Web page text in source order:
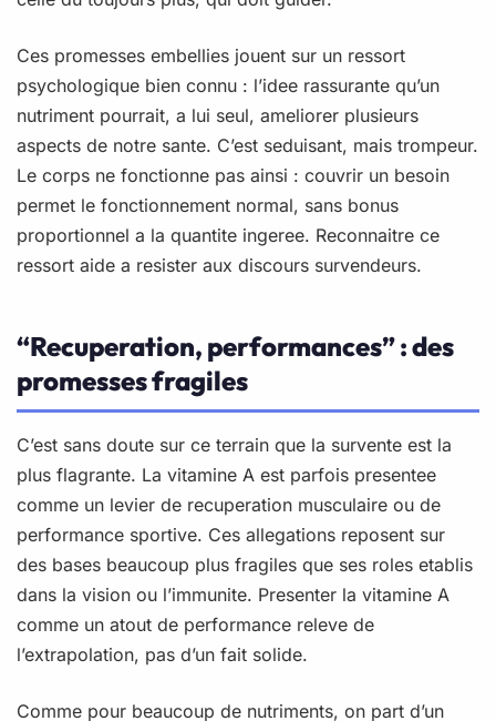
Ces promesses embellies jouent sur un ressort
psychologique bien connu : l’idee rassurante qu’un
nutriment pourrait, a lui seul, ameliorer plusieurs
aspects de notre sante. C’est seduisant, mais trompeur.
Le corps ne fonctionne pas ainsi : couvrir un besoin
permet le fonctionnement normal, sans bonus
proportionnel a la quantite ingeree. Reconnaitre ce
ressort aide a resister aux discours survendeurs.
“Recuperation, performances” : des
promesses fragiles
C’est sans doute sur ce terrain que la survente est la
plus flagrante. La vitamine A est parfois presentee
comme un levier de recuperation musculaire ou de
performance sportive. Ces allegations reposent sur
des bases beaucoup plus fragiles que ses roles etablis
dans la vision ou l’immunite. Presenter la vitamine A
comme un atout de performance releve de
l’extrapolation, pas d’un fait solide.
Comme pour beaucoup de nutriments, on part d’un